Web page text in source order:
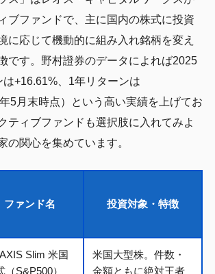
ブファンドで、主に国内の株式に投資
に応じて機動的に組み入れ銘柄を変え
です。野村證券のデータによれば2025
+16.61%、1年リターンは
5月末時点）という高い実績を上げてお
ティブファンドも選択肢に入れてみよ
の関心を集めています。
ファンド名 投資対象・特徴
Slim 米国
（S&P500）
米国大型株。件数・
金額ともに絶対王者